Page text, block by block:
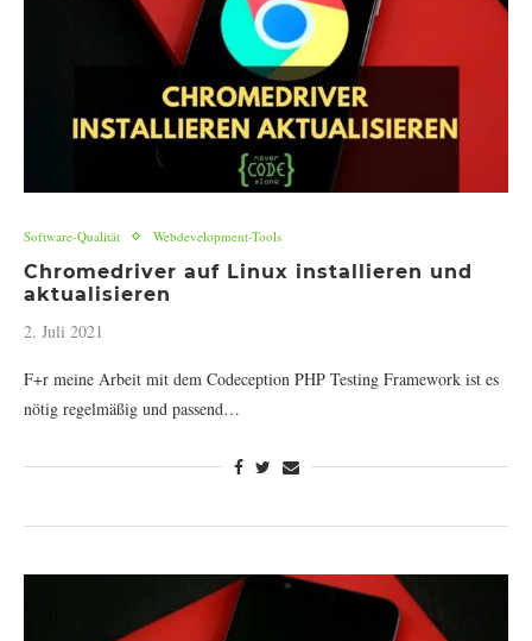
Software-Qualität Webdevelopment-Tools
Chromedriver auf Linux installieren und
aktualisieren
2. Juli 2021
F+r meine Arbeit mit dem Codeception PHP Testing Framework ist es
nötig regelmäßig und passend…